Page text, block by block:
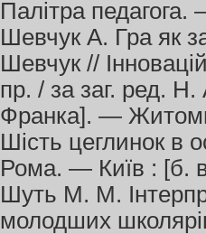
Палітра
Шевчук А. Гра як
Шевчук //
пр. / за заг. ред.
Франка]. —
Шість цеглинок в
Рома. — Київ : [б.
Шуть М. М.
молодших